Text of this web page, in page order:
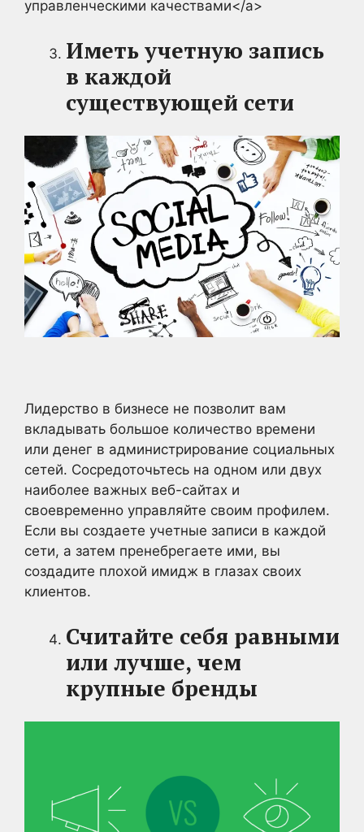
управленческими качествами</a>
Иметь учетную запись
в каждой
существующей сети
Лидерство в бизнесе не позволит вам
вкладывать большое количество времени
или денег в администрирование социальных
сетей. Сосредоточьтесь на одном или двух
наиболее важных веб-сайтах и
своевременно управляйте своим профилем.
Если вы создаете учетные записи в каждой
сети, а затем пренебрегаете ими, вы
создадите плохой имидж в глазах своих
клиентов.
Считайте себя равными
или лучше, чем
крупные бренды